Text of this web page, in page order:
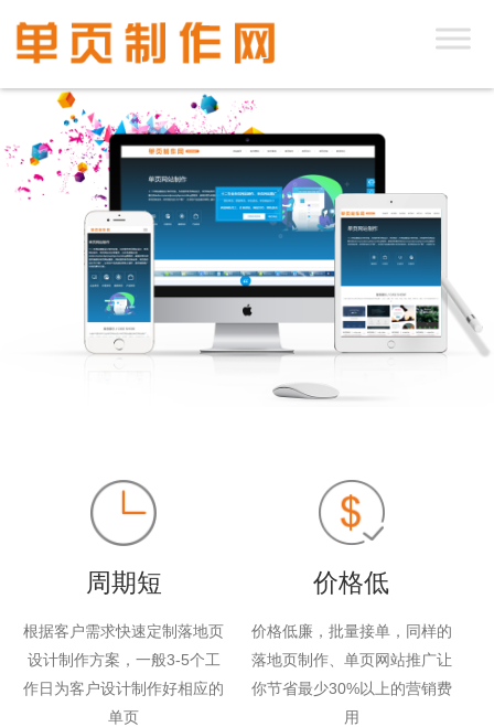
周期短
根据客户需求快速定制落地页
设计制作方案，一般3-5个工
作日为客户设计制作好相应的
单页
价格低
价格低廉，批量接单，同样的
落地页制作、单页网站推广让
你节省最少30%以上的营销费
用